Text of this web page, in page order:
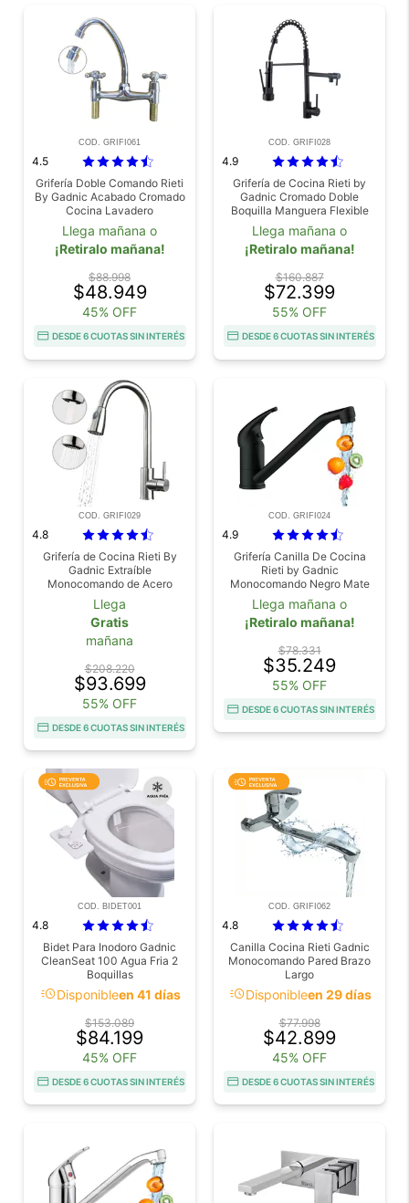
COD. GRIFI061
4.5
Grifería Doble Comando Rieti
By Gadnic Acabado Cromado
Cocina Lavadero
Llega mañana o
¡Retiralo mañana!
$88.998
$48.949
45% OFF
DESDE 6 CUOTAS SIN INTERÉS
COD. GRIFI028
4.9
Grifería de Cocina Rieti by
Gadnic Cromado Doble
Boquilla Manguera Flexible
Llega mañana o
¡Retiralo mañana!
$160.887
$72.399
55% OFF
DESDE 6 CUOTAS SIN INTERÉS
COD. GRIFI029
4.8
Grifería de Cocina Rieti By
Gadnic Extraíble
Monocomando de Acero
Inoxidable
Llega
Gratis
mañana
$208.220
$93.699
55% OFF
DESDE 6 CUOTAS SIN INTERÉS
COD. GRIFI024
4.9
Grifería Canilla De Cocina
Rieti by Gadnic
Monocomando Negro Mate
Llega mañana o
¡Retiralo mañana!
$78.331
$35.249
55% OFF
DESDE 6 CUOTAS SIN INTERÉS
COD. BIDET001
4.8
Bidet Para Inodoro Gadnic
CleanSeat 100 Agua Fria 2
Boquillas
acuteDisponibleen 41 días
$153.089
$84.199
45% OFF
DESDE 6 CUOTAS SIN INTERÉS
COD. GRIFI062
4.8
Canilla Cocina Rieti Gadnic
Monocomando Pared Brazo
Largo
acuteDisponibleen 29 días
$77.998
$42.899
45% OFF
DESDE 6 CUOTAS SIN INTERÉS